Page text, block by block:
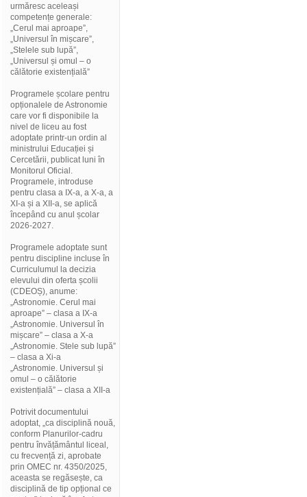
urmăresc aceleași
competențe generale:
„Cerul mai aproape”,
„Universul în mișcare”,
„Stelele sub lupă”,
„Universul și omul – o
călătorie existențială”
Programele școlare pentru
opționalele de Astronomie
care vor fi disponibile la
nivel de liceu au fost
adoptate printr-un ordin al
ministrului Educației și
Cercetării, publicat luni în
Monitorul Oficial.
Programele, introduse
pentru clasa a IX-a, a X-a, a
XI-a și a XII-a, se aplică
începând cu anul școlar
2026-2027.
Programele adoptate sunt
pentru discipline incluse în
Curriculumul la decizia
elevului din oferta școlii
(CDEOȘ), anume:
„Astronomie. Cerul mai
aproape” – clasa a IX-a
„Astronomie. Universul în
mișcare” – clasa a X-a
„Astronomie. Stele sub lupă”
– clasa a Xi-a
„Astronomie. Universul și
omul – o călătorie
existențială” – clasa a XII-a
Potrivit documentului
adoptat, „ca disciplină nouă,
conform Planurilor-cadru
pentru învățământul liceal,
cu frecvență zi, aprobate
prin OMEC nr. 4350/2025,
aceasta se regăsește, ca
disciplină de tip opțional ce